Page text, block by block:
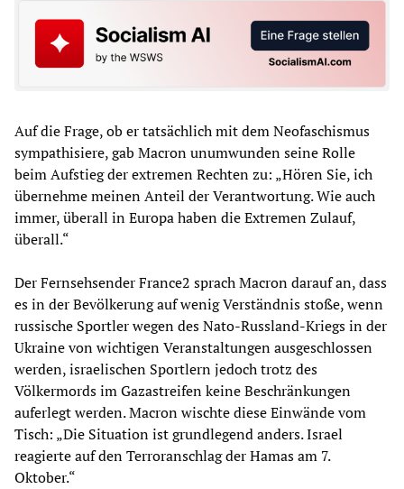
Auf die Frage, ob er tatsächlich mit dem Neofaschismus
sympathisiere, gab Macron unumwunden seine Rolle
beim Aufstieg der extremen Rechten zu: „Hören Sie, ich
übernehme meinen Anteil der Verantwortung. Wie auch
immer, überall in Europa haben die Extremen Zulauf,
überall.“
Der Fernsehsender France2 sprach Macron darauf an, dass
es in der Bevölkerung auf wenig Verständnis stoße, wenn
russische Sportler wegen des Nato-Russland-Kriegs in der
Ukraine von wichtigen Veranstaltungen ausgeschlossen
werden, israelischen Sportlern jedoch trotz des
Völkermords im Gazastreifen keine Beschränkungen
auferlegt werden. Macron wischte diese Einwände vom
Tisch: „Die Situation ist grundlegend anders. Israel
reagierte auf den Terroranschlag der Hamas am 7.
Oktober.“